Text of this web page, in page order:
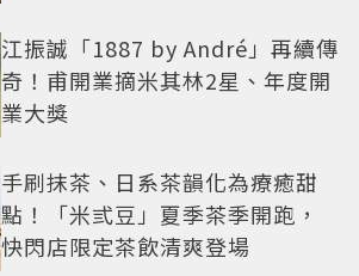
江振誠「1887 by André」再續傳
奇！甫開業摘米其林2星、年度開
業大獎
手刷抹茶、日系茶韻化為療癒甜
點！「米弎豆」夏季茶季開跑，
快閃店限定茶飲清爽登場